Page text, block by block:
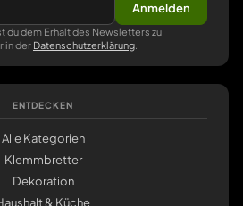
Anmelden
du dem Erhalt des Newsletters zu,
in der Datenschutzerklärung
ENTDECKEN
Alle Kategorien
Klemmbretter
Dekoration
& Küche